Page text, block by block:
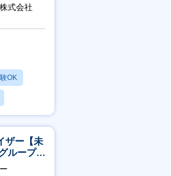
式会社
OK
ザー【未
ループ／
土日